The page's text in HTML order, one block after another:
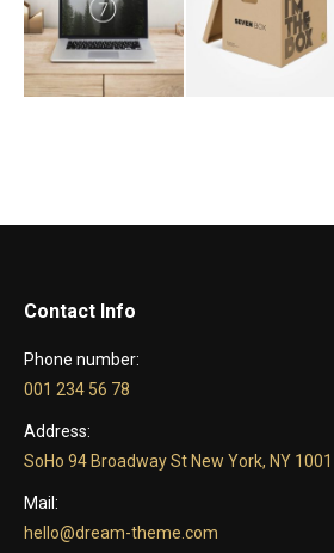
Contact Info
Phone number:
001 234 56 78
Address:
SoHo 94 Broadway St New York, NY 1001
Mail:
hello@dream-theme.com